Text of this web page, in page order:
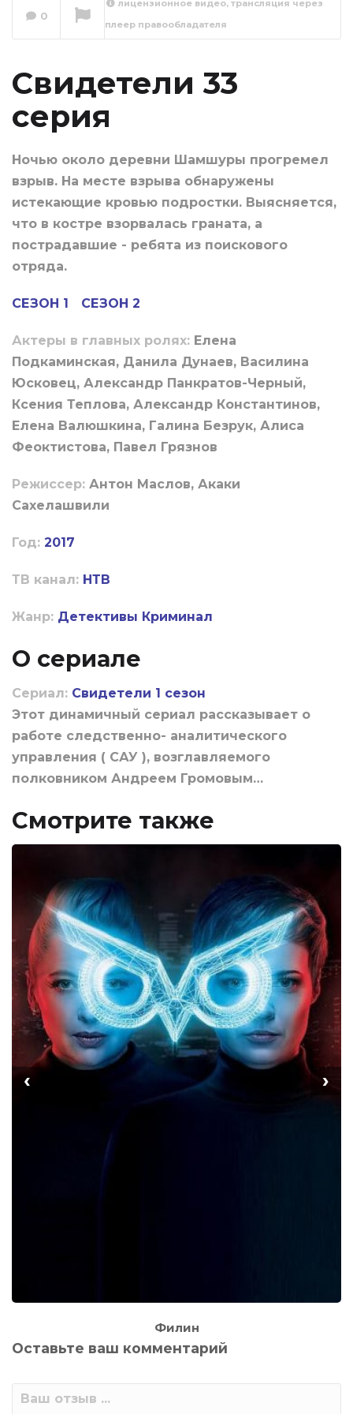
Свидетели 34
0
лицензионное видео, трансляция через
плеер правообладателя
Свидетели 33
серия
Ночью около деревни Шамшуры прогремел
взрыв. На месте взрыва обнаружены
истекающие кровью подростки. Выясняется,
что в костре взорвалась граната, а
пострадавшие - ребята из поискового
отряда.
СЕЗОН 1 СЕЗОН 2
Актеры в главных ролях: Елена
Подкаминская, Данила Дунаев, Василина
Юсковец, Александр Панкратов-Черный,
Ксения Теплова, Александр Константинов,
Елена Валюшкина, Галина Безрук, Алиса
Феоктистова, Павел Грязнов
Режиссер: Антон Маслов, Акаки
Сахелашвили
Год: 2017
ТВ канал: НТВ
Жанр: Детективы Криминал
О сериале
Сериал: Свидетели 1 сезон
Этот динамичный сериал рассказывает о
работе следственно- аналитического
управления ( САУ ), возглавляемого
полковником Андреем Громовым…
Смотрите также
Филин
‹ ›
Оставьте ваш комментарий